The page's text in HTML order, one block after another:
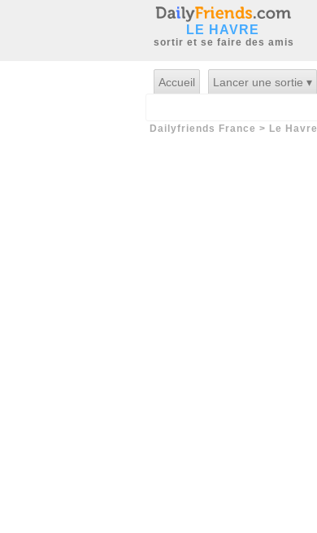
LE HAVRE
sortir et se faire des amis
Accueil Lancer une sortie ▾
Dailyfriends France > Le Havre